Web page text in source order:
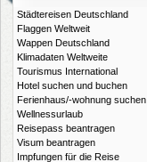
Städtereisen Deutschland
Flaggen Weltweit
Wappen Deutschland
Klimadaten Weltweite
Tourismus International
Hotel suchen und buchen
Ferienhaus/-wohnung suchen
Wellnessurlaub
Reisepass beantragen
Visum beantragen
Impfungen für die Reise